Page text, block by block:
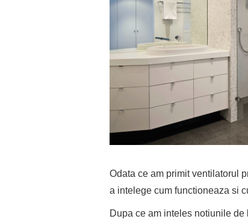
Odata ce am primit ventilatorul
a intelege cum functioneaza si
Dupa ce am inteles notiunile